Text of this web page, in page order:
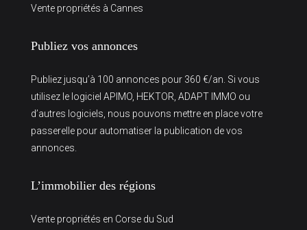
Vente propriétés à Cannes
Publiez vos annonces
Publiez jusqu’à 100 annonces pour 360 €/an. Si vous
utilisez le logiciel APIMO, HEKTOR, ADAPT IMMO ou
d’autres logiciels, nous pouvons mettre en place votre
passerelle pour automatiser la publication de vos
annonces.
L’immobilier des régions
Vente propriétés en Corse du Sud